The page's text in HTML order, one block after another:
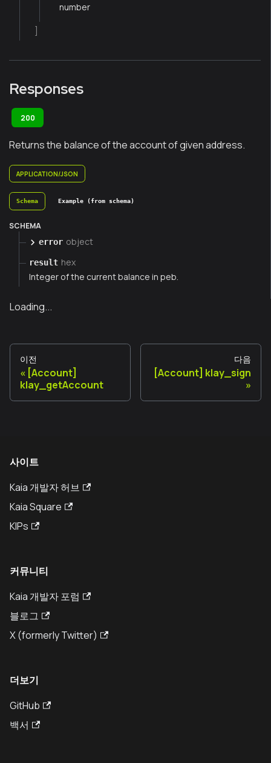
number
Responses
200
Returns the balance of the account of given address.
APPLICATION/JSON
Schema Example (from schema)
SCHEMA
error object
result hex
Integer of the current balance in peb.
Loading...
이전
[Account]
klay_getAccount
다음
[Account] klay_sign
사이트
Kaia 개발자 허브
Kaia Square
KIPs
커뮤니티
Kaia 개발자 포럼
블로그
X (formerly Twitter)
더보기
GitHub
백서